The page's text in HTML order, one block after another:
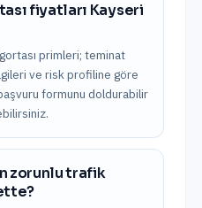
fiyatları Kayseri
primleri; teminat
ve risk profiline göre
formunu doldurabilir
zorunlu trafik